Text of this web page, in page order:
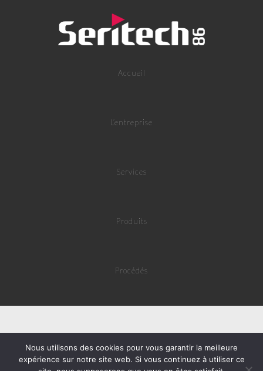
Accueil
L’entreprise
Services
Produits
Procédés
Nous utilisons des cookies pour vous garantir la meilleure
expérience sur notre site web. Si vous continuez à utiliser ce